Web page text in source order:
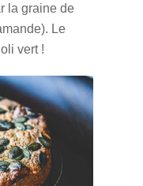
la graine de
Le
vert !